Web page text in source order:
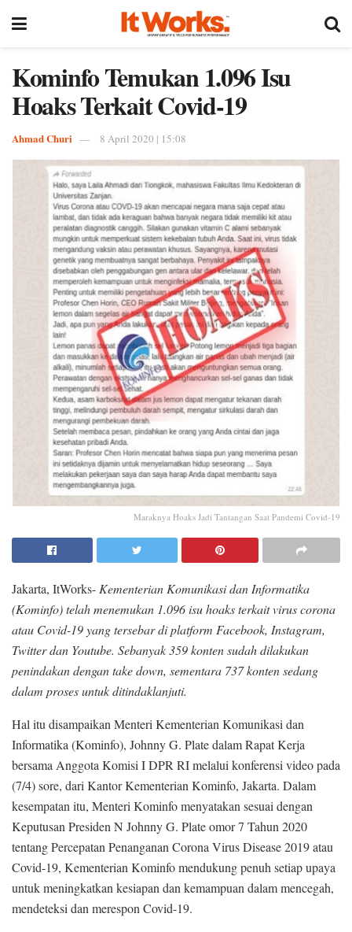
Kominfo Temukan 1.096 Isu
Hoaks Terkait Covid-19
Ahmad Churi 8 April 2020 | 15:08
Maraknya Hoaks Jadi Tantangan Saat Pandemi Covid-19
Jakarta, ItWorks-Kementerian Komunikasi dan Informatika
(Kominfo) telah menemukan 1.096 isu hoaks terkait virus corona
atau Covid-19 yang tersebar di platform Facebook, Instagram,
Twitter dan Youtube. Sebanyak 359 konten sudah dilakukan
penindakan dengan take down, sementara 737 konten sedang
dalam proses untuk ditindaklanjuti.
Hal itu disampaikan Menteri Kementerian Komunikasi dan
Informatika (Kominfo), Johnny G. Plate dalam Rapat Kerja
bersama Anggota Komisi I DPR RI melalui konferensi video pada
(7/4) sore, dari Kantor Kementerian Kominfo, Jakarta. Dalam
kesempatan itu, Menteri Kominfo menyatakan sesuai dengan
Keputusan Presiden N Johnny G. Plate omor 7 Tahun 2020
tentang Percepatan Penanganan Corona Virus Disease 2019 atau
Covid-19, Kementerian Kominfo mendukung penuh setiap upaya
untuk meningkatkan kesiapan dan kemampuan dalam mencegah,
mendeteksi dan merespon Covid-19.